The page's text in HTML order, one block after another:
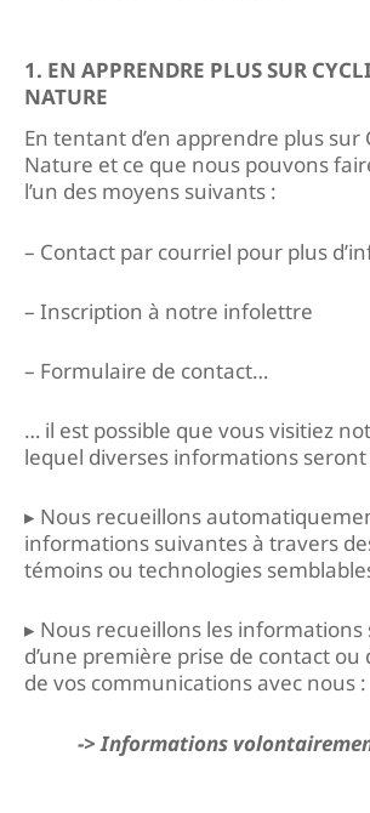
1. EN APPRENDRE PLUS SUR
NATURE
En tentant d’en apprendre plus sur
Nature et ce que nous pouvons
l’un des moyens suivants :
– Contact par courriel pour plus
– Inscription à notre infolettre
– Formulaire de contact…
… il est possible que vous visitiez
lequel diverses informations
▸ Nous recueillons
informations suivantes à travers
témoins ou technologies
▸ Nous recueillons les informations
d’une première prise de contact ou
de vos communications avec nous :
-> Informations